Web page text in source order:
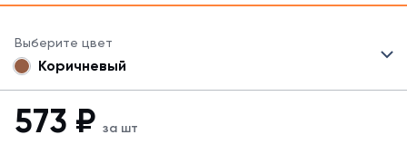
Выберите цвет
Коричневый
573 ₽ за шт